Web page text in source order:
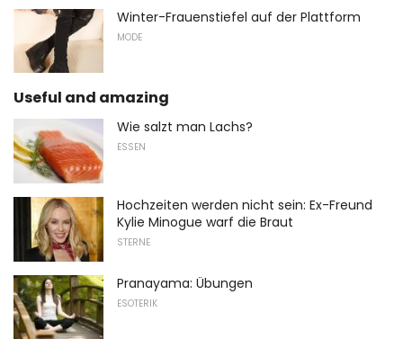
Winter-Frauenstiefel auf der Plattform
MODE
Useful and amazing
Wie salzt man Lachs?
ESSEN
Hochzeiten werden nicht sein: Ex-Freund
Kylie Minogue warf die Braut
STERNE
Pranayama: Übungen
ESOTERIK